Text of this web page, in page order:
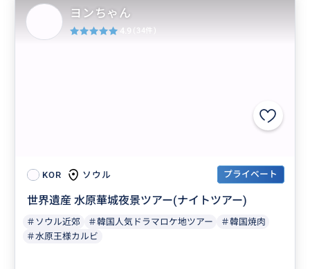
KOR ソウル プライベート
世界遺産 水原華城夜景ツアー(ナイトツアー)
＃ソウル近郊 ＃韓国人気ドラマロケ地ツアー
＃韓国焼肉
＃水原王様カルビ
ヨンちゃん
4.9 (34件)